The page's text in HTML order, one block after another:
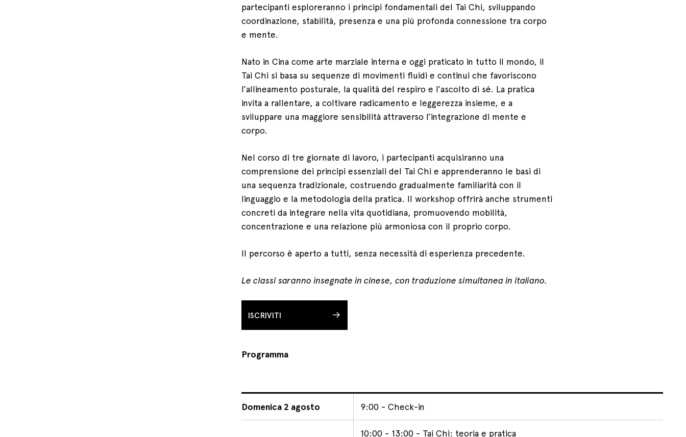
partecipanti esploreranno i principi fondamentali del Tai Chi, sviluppando
coordinazione, stabilità, presenza e una più profonda connessione tra corpo
e mente.
Nato in Cina come arte marziale interna e oggi praticato in tutto il mondo, il
Tai Chi si basa su sequenze di movimenti fluidi e continui che favoriscono
l’allineamento posturale, la qualità del respiro e l’ascolto di sé. La pratica
invita a rallentare, a coltivare radicamento e leggerezza insieme, e a
sviluppare una maggiore sensibilità attraverso l’integrazione di mente e
corpo.
Nel corso di tre giornate di lavoro, i partecipanti acquisiranno una
comprensione dei principi essenziali del Tai Chi e apprenderanno le basi di
una sequenza tradizionale, costruendo gradualmente familiarità con il
linguaggio e la metodologia della pratica. Il workshop offrirà anche strumenti
concreti da integrare nella vita quotidiana, promuovendo mobilità,
concentrazione e una relazione più armoniosa con il proprio corpo.
Il percorso è aperto a tutti, senza necessità di esperienza precedente.
Le classi saranno insegnate in cinese, con traduzione simultanea in italiano.
ISCRIVITI
Programma
Domenica 2 agosto 9:00 - Check-in
10:00 - 13:00 - Tai Chi: teoria e pratica